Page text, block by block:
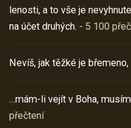
lenosti, a to vše je
na účet druhých. - 5 100
Nevíš, jak těžké je
…mám-li vejít v Boha,
přečtení